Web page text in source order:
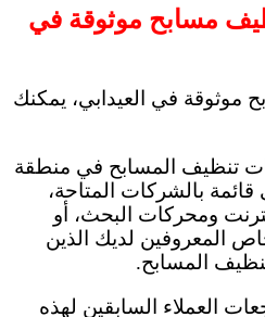
مسابح موثوقة في
موثوقة في العيدابي، يمكنك
تنظيف المسابح في منطقة
بالشركات المتاحة،
ومحركات البحث، أو
المعروفين لديك الذين
المسابح.
العملاء السابقين لهذه